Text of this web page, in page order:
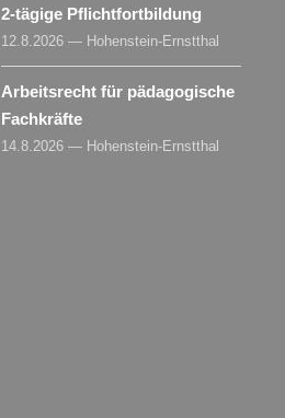
2-tägige Pflichtfortbildung
12.8.2026 — Hohenstein-Ernstthal
Arbeitsrecht für pädagogische
Fachkräfte
14.8.2026 — Hohenstein-Ernstthal